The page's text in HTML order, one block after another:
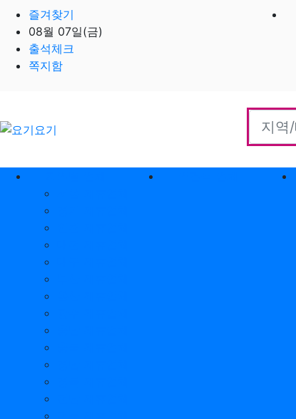
즐겨찾기
08월 07일(금)
출석체크
쪽지함
홈으로